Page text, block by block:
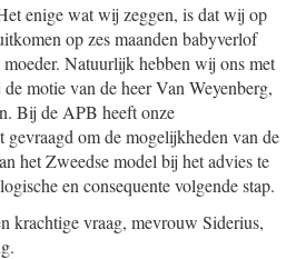
enige wat wij zeggen, is dat wij op
op zes maanden babyverlof
Natuurlijk hebben wij ons met
motie van de heer Van Weyenberg,
Bij de APB heeft onze
om de mogelijkheden van de
het Zweedse model bij het advies te
en consequente volgende stap.
krachtige vraag, mevrouw Siderius,